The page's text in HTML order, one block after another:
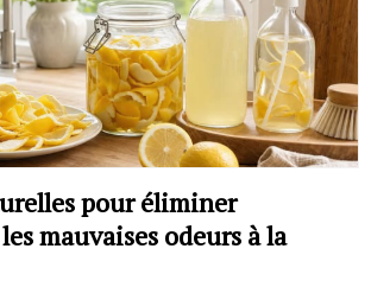
pour éliminer
mauvaises odeurs à la